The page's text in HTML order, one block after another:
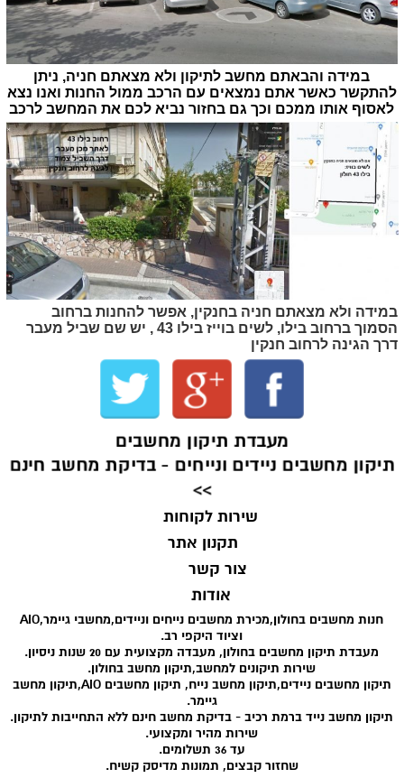
צור קשר
אודות
תקנון אתר
שירות לקוחות
חנות מחשבים בחולון,מכירת מחשבים נייחים וניידים,מחשבי גיימר,AIO
וציוד היקפי רב.
מעבדת תיקון מחשבים בחולון, מעבדה מקצועית עם 20 שנות ניסיון.
שירות תיקונים למחשב,תיקון מחשב בחולון.
תיקון מחשבים ניידים,תיקון מחשב נייח, תיקון מחשבים AIO,תיקון מחשב
גיימר.
תיקון מחשב נייד ברמת רכיב - בדיקת מחשב חינם ללא התחייבות לתיקון.
שירות מהיר ומקצועי.
עד 36 תשלומים.
שחזור קבצים, תמונות מדיסק קשיח.
מעבדת תיקון מחשבים
תיקון מחשבים ניידים ונייחים - בדיקת מחשב חינם
>>
במידה והבאתם מחשב לתיקון ולא מצאתם חניה, ניתן
להתקשר כאשר אתם נמצאים עם הרכב ממול החנות ואנו נצא
לאסוף אותו ממכם וכך גם בחזור נביא לכם את המחשב לרכב
במידה ולא מצאתם חניה בחנקין, אפשר להחנות ברחוב
הסמוך ברחוב בילו, לשים בוייז בילו 43 , יש שם שביל מעבר
דרך הגינה לרחוב חנקין